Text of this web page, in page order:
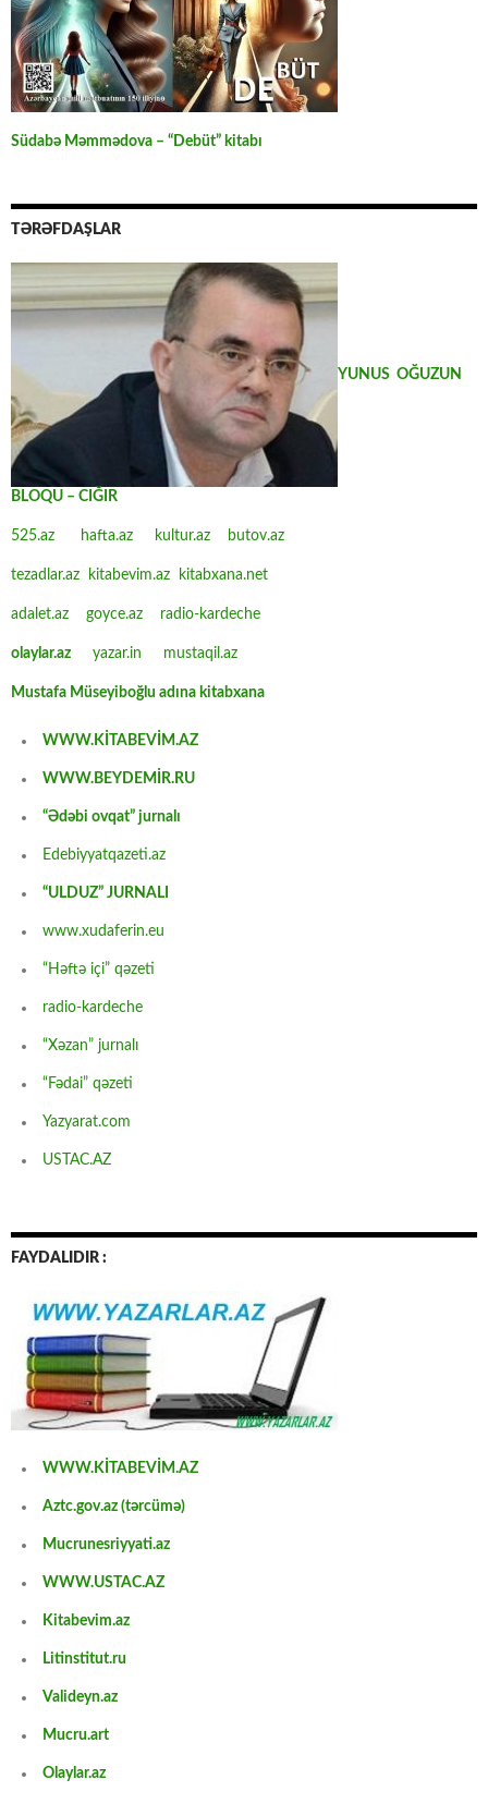
Südabə Məmmədova – “Debüt” kitabı
TƏRƏFDAŞLAR
YUNUS OĞUZUN
BLOQU – CIĞIR
525.az hafta.az kultur.az butov.az
tezadlar.az kitabevim.az kitabxana.net
adalet.az goyce.az radio-kardeche
olaylar.az yazar.in mustaqil.az
Mustafa Müseyiboğlu adına kitabxana
WWW.KİTABEVİM.AZ
WWW.BEYDEMİR.RU
“Ədəbi ovqat” jurnalı
Edebiyyatqazeti.az
“ULDUZ” JURNALI
www.xudaferin.eu
“Həftə içi” qəzeti
radio-kardeche
“Xəzan” jurnalı
“Fədai” qəzeti
Yazyarat.com
USTAC.AZ
FAYDALIDIR :
WWW.KİTABEVİM.AZ
Aztc.gov.az (tərcümə)
Mucrunesriyyati.az
WWW.USTAC.AZ
Kitabevim.az
Litinstitut.ru
Valideyn.az
Mucru.art
Olaylar.az